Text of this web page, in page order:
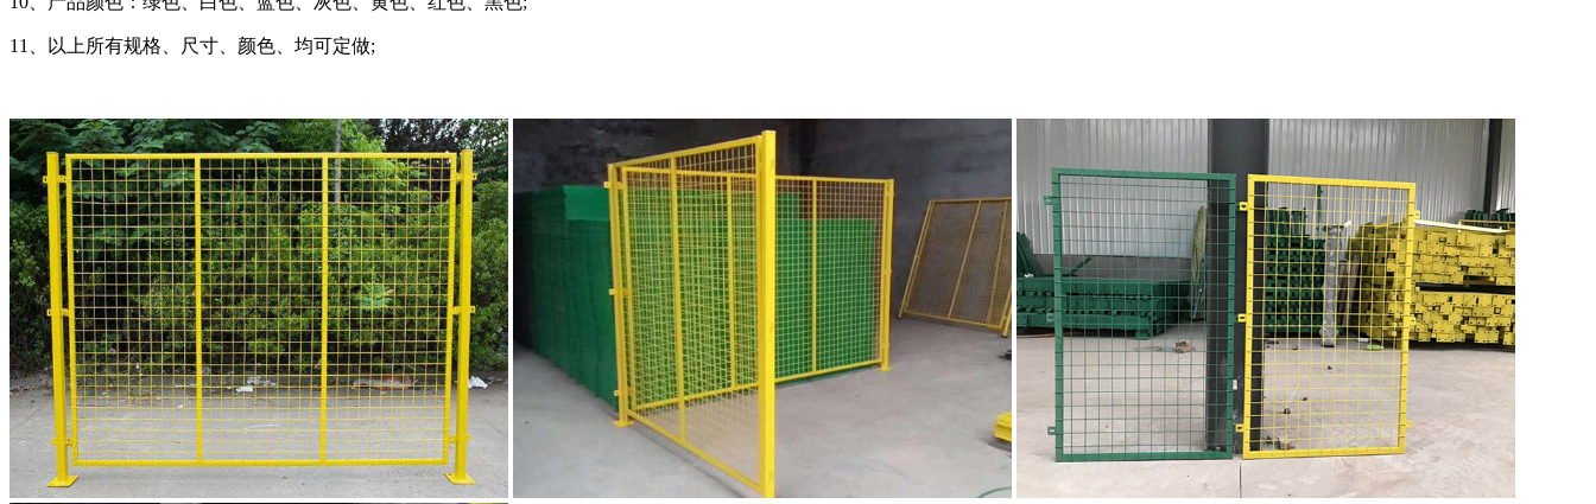
11、以上所有规格、尺寸、颜色、均可定做;